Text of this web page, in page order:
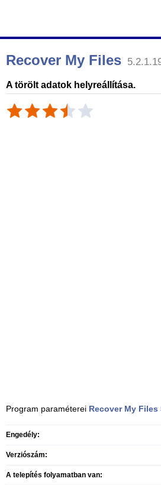
Recover My Files
A törölt adatok helyreállítása.
Program paraméterei Recover My Files
Engedély:
Verziószám:
A telepítés folyamatban van: